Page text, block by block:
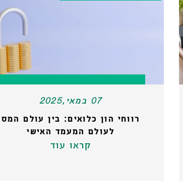
07 במאי,2025
רווחי הון כלואים: בין עולם המס
לעולם המעמד האישי
קראו עוד